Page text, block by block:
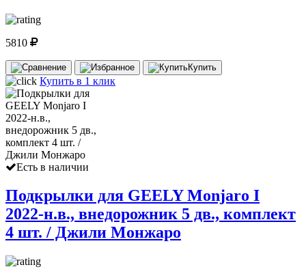
5810
Купить
Купить в 1 клик
Есть в наличии
Подкрылки для GEELY Monjaro I
2022-н.в., внедорожник 5 дв., комплект
4 шт. / Джили Монжаро